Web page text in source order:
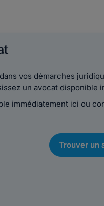
vos démarches
un avocat disponible
immédiatement ici ou
Trouver un